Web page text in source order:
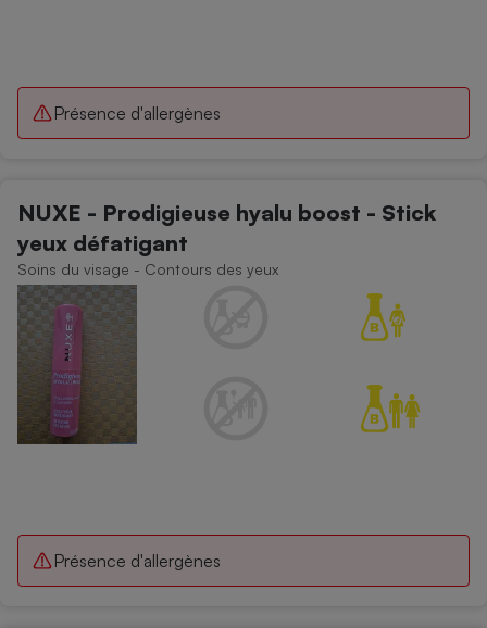
Présence d'allergènes
NUXE - Prodigieuse hyalu boost - Stick
yeux défatigant
Soins du visage - Contours des yeux
Présence d'allergènes